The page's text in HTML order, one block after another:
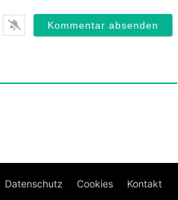
Datenschutz Cookies Kontakt